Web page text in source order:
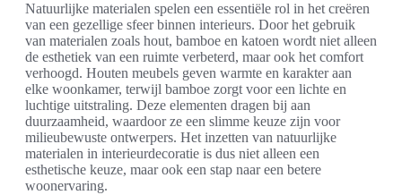
Natuurlijke materialen spelen een essentiële rol in het creëren
van een gezellige sfeer binnen interieurs. Door het gebruik
van materialen zoals hout, bamboe en katoen wordt niet alleen
de esthetiek van een ruimte verbeterd, maar ook het comfort
verhoogd. Houten meubels geven warmte en karakter aan
elke woonkamer, terwijl bamboe zorgt voor een lichte en
luchtige uitstraling. Deze elementen dragen bij aan
duurzaamheid, waardoor ze een slimme keuze zijn voor
milieubewuste ontwerpers. Het inzetten van natuurlijke
materialen in interieurdecoratie is dus niet alleen een
esthetische keuze, maar ook een stap naar een betere
woonervaring.